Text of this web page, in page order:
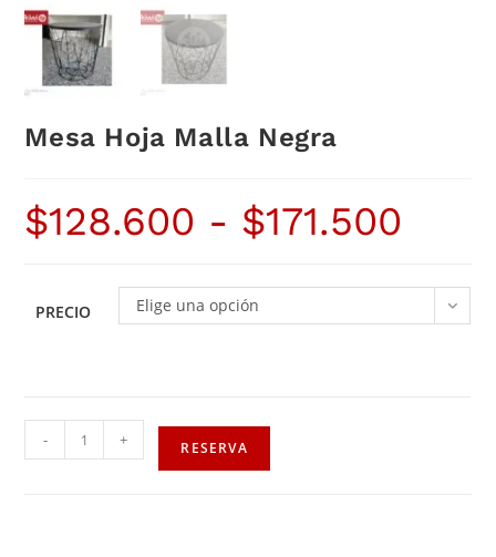
Mesa Hoja Malla Negra
$128.600 - $171.500
PRECIO Elige una opción
- + RESERVA